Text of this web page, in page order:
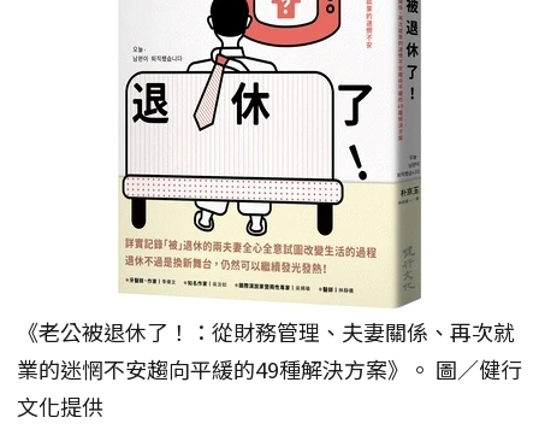
《老公被退休了！：從財務管理、夫妻關係、再次就
業的迷惘不安趨向平緩的49種解決方案》。 圖／健行
文化提供